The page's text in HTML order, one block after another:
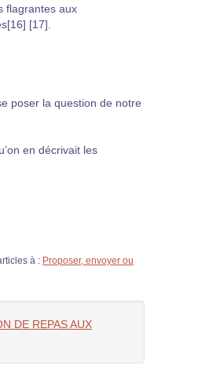
flagrantes aux
[17].
poser la question de notre
en décrivait les
à : Proposer, envoyer ou
DE REPAS AUX